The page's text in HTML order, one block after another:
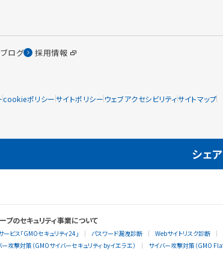
ブログ 採用情報
cookieポリシーサイトポリシー ウェブアクセシビリティサイトマップ
シェア
プのセキュリティ事業について
ビス「GMOセキュリティ24」 パスワード漏洩診断 Webサイトリスク診断
ー攻撃対策（GMOサイバーセキュリティ byイエラエ） サイバー攻撃対策（GMO